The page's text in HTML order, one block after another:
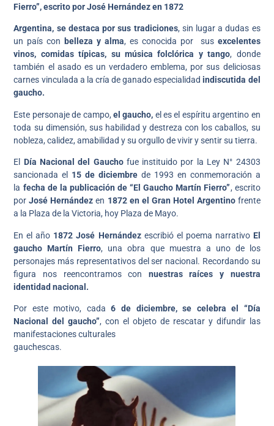
Fierro”, escrito por José Hernández en 1872
Argentina, se destaca por sus tradiciones, sin lugar a dudas es
un país con belleza y alma, es conocida por sus excelentes
vinos, comidas típicas, su música folclórica y tango, donde
también el asado es un verdadero emblema, por sus deliciosas
carnes vinculada a la cría de ganado especialidadindiscutida del
gaucho.
Este personaje de campo, el gaucho, el es el espíritu argentino en
toda su dimensión, sus habilidad y destreza con los caballos, su
nobleza, calidez, amabilidad y su orgullo de vivir y sentir su tierra.
El Día Nacional del Gauchofue instituido por la Ley N° 24303
sancionada el 15 de diciembre de 1993 en conmemoración a
la fecha de la publicación de “El Gaucho Martín Fierro”, escrito
porJosé Hernández en 1872 en el Gran Hotel Argentinofrente
a la Plaza de la Victoria, hoy Plaza de Mayo.
En el año 1872 José Hernández escribió el poema narrativo El
gaucho Martín Fierro, una obra que muestra a uno de los
personajes más representativos del ser nacional. Recordando su
figura nos reencontramos con nuestras raíces y nuestra
identidad nacional.
Por este motivo, cada 6 de diciembre, se celebra el “Día
Nacional del gaucho”, con el objeto de rescatar y difundir las
manifestaciones culturales
gauchescas.